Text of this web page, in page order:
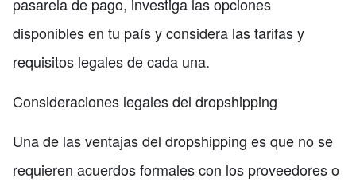
disponibles en tu país y considera las tarifas y
requisitos legales de cada una.
Consideraciones legales del dropshipping
Una de las ventajas del dropshipping es que no se
requieren acuerdos formales con los proveedores o